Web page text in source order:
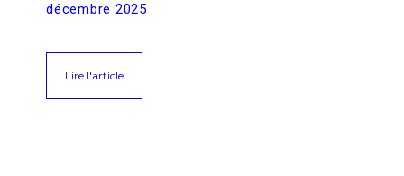
décembre 2025
Lire l'article